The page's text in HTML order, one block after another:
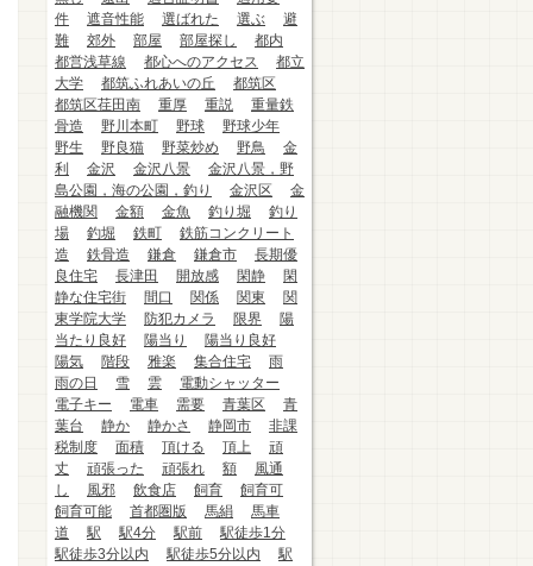
件
遮音性能 選ばれた 選ぶ
避
難
郊外 部屋 部屋探し
都内
都営浅草線
都心へのアクセス
都立
大学
都筑ふれあいの丘
都筑区
都筑区荏田南
重厚 重説
重量鉄
骨造
野川本町 野球
野球少年
野生
野良猫 野菜炒め 野鳥
金
利
金沢 金沢八景
金沢八景，野
島公園，海の公園，釣り
金沢区
金
融機関
金額 金魚 釣り堀
釣り
場
釣堀 鉄町
鉄筋コンクリート
造
鉄骨造 鎌倉 鎌倉市
長期優
良住宅
長津田 開放感 閑静
閑
静な住宅街
間口 関係 関東
関
東学院大学
防犯カメラ 限界
陽
当たり良好
陽当り
陽当り良好
陽気
階段 雅楽 集合住宅
雨
雨の日
雪 雲
電動シャッター
電子キー
電車 需要 青葉区
青
葉台
静か 静かさ 静岡市
非課
税制度
面積 頂ける 頂上
頑
丈
頑張った 頑張れ 額
風通
し
風邪 飲食店 飼育
飼育可
飼育可能
首都圏版 馬絹
馬車
道
駅 駅4分 駅前
駅徒歩1分
駅徒歩3分以内
駅徒歩5分以内
駅